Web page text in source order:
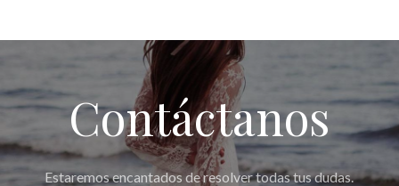
Contáctanos
Estaremos encantados de resolver todas tus dudas.